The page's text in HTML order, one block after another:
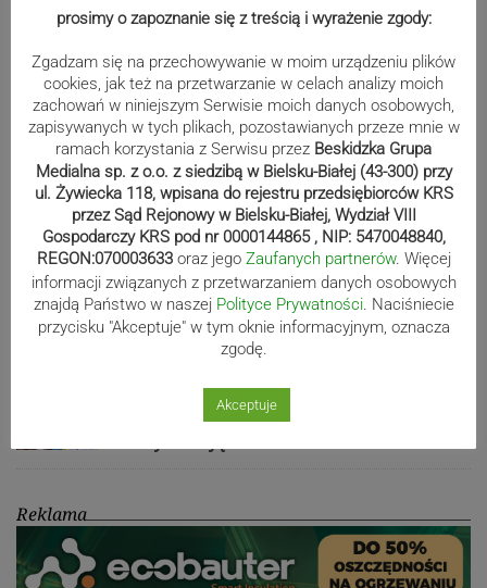
wystartują w Rajdzie Rzeszowskim
80-lecie Soły Kobiernice. Będzie się
działo! SZCZEGÓŁOWY PROGRAM
Kaniów stolicą europejskiego kajak
polo. Kilkadziesiąt drużyn z całej
Europy rywalizowało przez trzy dni
Nakamura z dubletem w Wiśle.
Dyskwalifikacja Waszka zmieniła
Reklama
prosimy o zapoznanie się z treścią i wyrażenie zgody:
Zgadzam się na przechowywanie w moim urządzeniu plików
cookies, jak też na przetwarzanie w celach analizy moich
zachowań w niniejszym Serwisie moich danych osobowych,
zapisywanych w tych plikach, pozostawianych przeze mnie w
ramach korzystania z Serwisu przez Beskidzka Grupa
Medialna sp. z o.o. z siedzibą w Bielsku-Białej (43-300) przy
ul. Żywiecka 118, wpisana do rejestru przedsiębiorców KRS
przez Sąd Rejonowy w Bielsku-Białej, Wydział VIII
Gospodarczy KRS pod nr 0000144865 , NIP: 5470048840,
REGON:070003633 oraz jego Zaufanych partnerów. Więcej
informacji związanych z przetwarzaniem danych osobowych
znajdą Państwo w naszej Polityce Prywatności. Naciśniecie
przycisku "Akceptuje" w tym oknie informacyjnym, oznacza
zgodę.
Akceptuje